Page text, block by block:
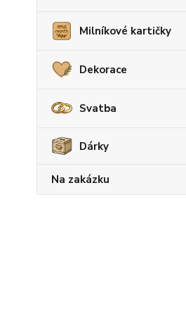
Milníkové kartičky
Dekorace
Svatba
Dárky
Na zakázku